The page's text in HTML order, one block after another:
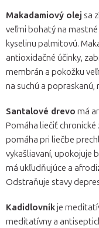
Makadamiový olej sa
veľmi bohatý na mastné
kyselinu palmitovú.
antioxidačné účinky,
membrán a pokožku
na suchú a
Santalové drevo má
Pomáha liečiť
pomáha pri liečbe
vykašliavaní, upokojuje
má ukľudňujúce a
Odstraňuje stavy
Kadidlovníkje
meditatívny a